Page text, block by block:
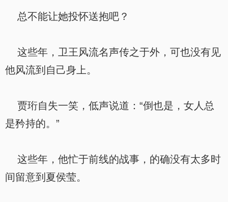
总不能让她投怀送抱吧？
这些年，卫王风流名声传之于外，可也没有见
他风流到自己身上。
贾珩自失一笑，低声说道：“倒也是，女人总
是矜持的。”
这些年，他忙于前线的战事，的确没有太多时
间留意到夏侯莹。